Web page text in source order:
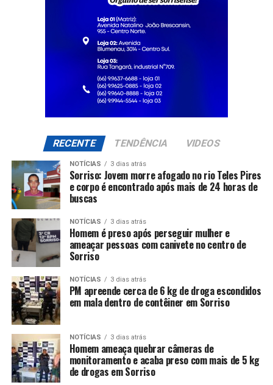
RECENTE TENDÊNCIA VIDEOS
NOTÍCIAS 3 dias atrás
Sorriso: Jovem morre afogado no rio Teles Pires
e corpo é encontrado após mais de 24 horas de
buscas
NOTÍCIAS 3 dias atrás
Homem é preso após perseguir mulher e
ameaçar pessoas com canivete no centro de
Sorriso
NOTÍCIAS 3 dias atrás
PM apreende cerca de 6 kg de droga escondidos
em mala dentro de contêiner em Sorriso
NOTÍCIAS 3 dias atrás
Homem ameaça quebrar câmeras de
monitoramento e acaba preso com mais de 5 kg
de drogas em Sorriso